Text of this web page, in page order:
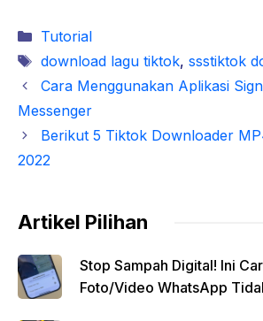
Kategori
Tutorial
Tag
download lagu tiktok, ssstiktok
Cara Menggunakan Aplikasi
Messenger
Berikut 5 Tiktok Downloader
2022
Artikel Pilihan
Stop Sampah Digital! Ini
Foto/Video WhatsApp